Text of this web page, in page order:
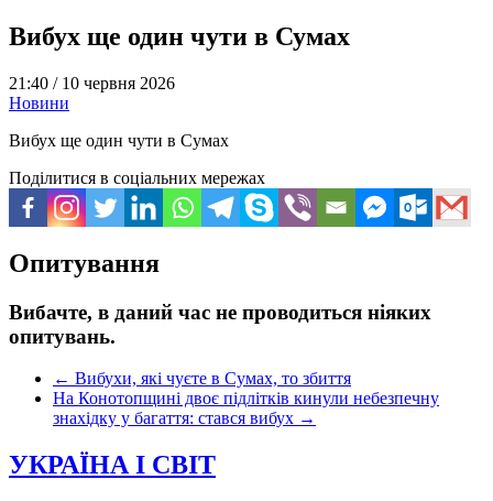
Вибух ще один чути в Сумах
21:40 / 10 червня 2026
Новини
Вибух ще один чути в Сумах
Поділитися в соціальних мережах
Опитування
Вибачте, в даний час не проводиться ніяких
опитувань.
← Вибухи, які чуєте в Сумах, то збиття
На Конотопщині двоє підлітків кинули небезпечну
знахідку у багаття: стався вибух →
УКРАЇНА І СВІТ